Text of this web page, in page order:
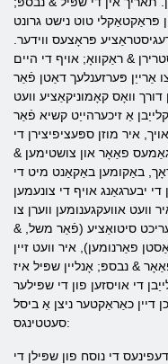
פּראַקטאַקלי טוט נישט גרונט
פּראָצעס ווידער.
& ראַקוואָ; אויף די היים
אַרייַן פּערזענלעך דאַטן פֿאַר
דורך וואָס קאָמוניקאַציע וועט
אַ זיכערהייַט קשיא פֿאַר
איר מוזן ספּעציפיצירן די
פאַאָר און צושטימען &
באַקומען באַקאַנט מיט די
יבערגאַנג אויף די צונעמען
וועט אוועקגענומען ווערן צו
סיטואַציע (פֿאַר משל, &
פאַרנומען), איר וועט זיין
& נבספּ; אָנליין שפּיל איז
די אויסזען פון די שפּילער
דיין כאַראַקטער ניצן אַ ביסל
סעטטינגס:
די נוסח פון שפּילן די